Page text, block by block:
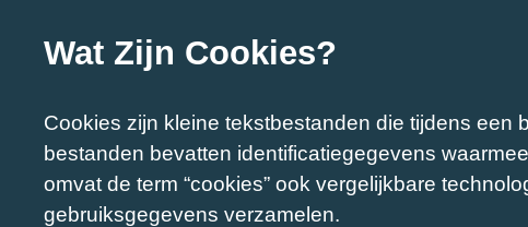
Wat Zijn Cookies?
Cookies zijn kleine tekstbestanden die tijdens
bestanden bevatten identificatiegegevens
omvat de term “cookies” ook vergelijkbare
gebruiksgegevens verzamelen.